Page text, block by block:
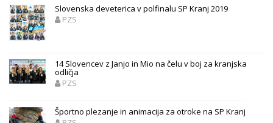
Slovenska deveterica v polfinalu SP Kranj 2019
PZS
14 Slovencev z Janjo in Mio na čelu v boj za kranjska
odličja
PZS
Športno plezanje in animacija za otroke na SP Kranj